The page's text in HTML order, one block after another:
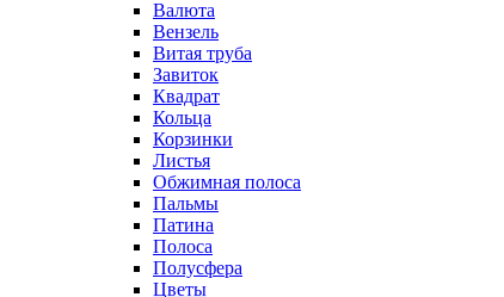
Валюта
Вензель
Витая труба
Завиток
Квадрат
Кольца
Корзинки
Листья
Обжимная полоса
Пальмы
Патина
Полоса
Полусфера
Цветы